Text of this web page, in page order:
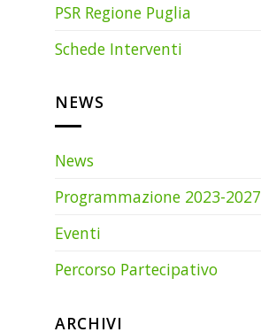
PSR Regione Puglia
Schede Interventi
NEWS
News
Programmazione 2023-2027
Eventi
Percorso Partecipativo
ARCHIVI